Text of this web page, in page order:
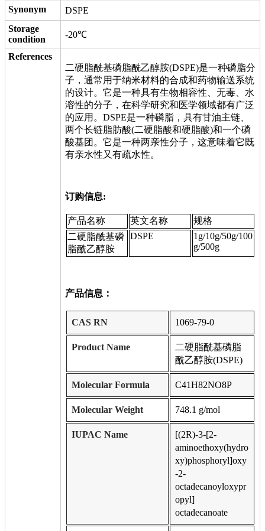
Synonym
DSPE
Storage
condition
-20℃
References
二硬脂酰基磷脂酰乙醇胺(DSPE)是一种磷脂分
子，通常用于纳米材料的合成和药物输送系统
的设计。它是一种具有生物相容性、无毒、水
溶性的分子，在科学研究和医学领域都有广泛
的应用。DSPE是一种磷脂，具有甘油主链、
两个长链脂肪酸(二硬脂酸和硬脂酸)和一个磷
酸基团。它是一种两亲性分子，这意味着它既
有亲水性又有疏水性。
订购信息:
产品名称 英文名称
规格
二硬脂酰基磷
脂酰乙醇胺
DSPE
1g/10g/50g/100
g/500g
产品信息：
CAS RN 1069-79-0
Product Name
二硬脂酰基磷脂
酰乙醇胺(DSPE)
Molecular Formula C41H82NO8P
Molecular Weight 748.1 g/mol
IUPAC Name
[(2R)-3-[2-
aminoethoxy(hydro
xy)phosphoryl]oxy
-2-
octadecanoyloxypr
opyl]
octadecanoate